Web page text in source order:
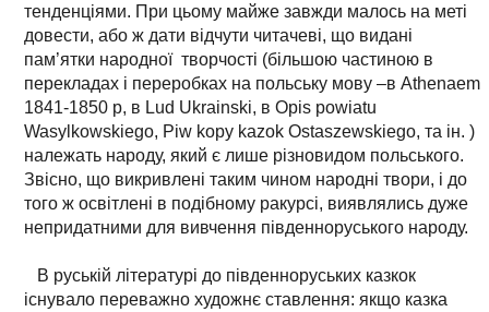
тенденціями. При цьому майже завжди малось на меті
довести, або ж дати відчути читачеві, що видані
пам’ятки народної творчості (більшою частиною в
перекладах і переробках на польську мову –в Athenaem
1841-1850 р, в Lud Ukrainski, в Opis powiatu
Wasylkowskiego, Piw kopy kazok Ostaszewskiego, та ін. )
належать народу, який є лише різновидом польського.
Звісно, що викривлені таким чином народні твори, і до
того ж освітлені в подібному ракурсі, виявлялись дуже
непридатними для вивчення південноруського народу.
В руській літературі до південноруських казкок
існувало переважно художнє ставлення: якщо казка